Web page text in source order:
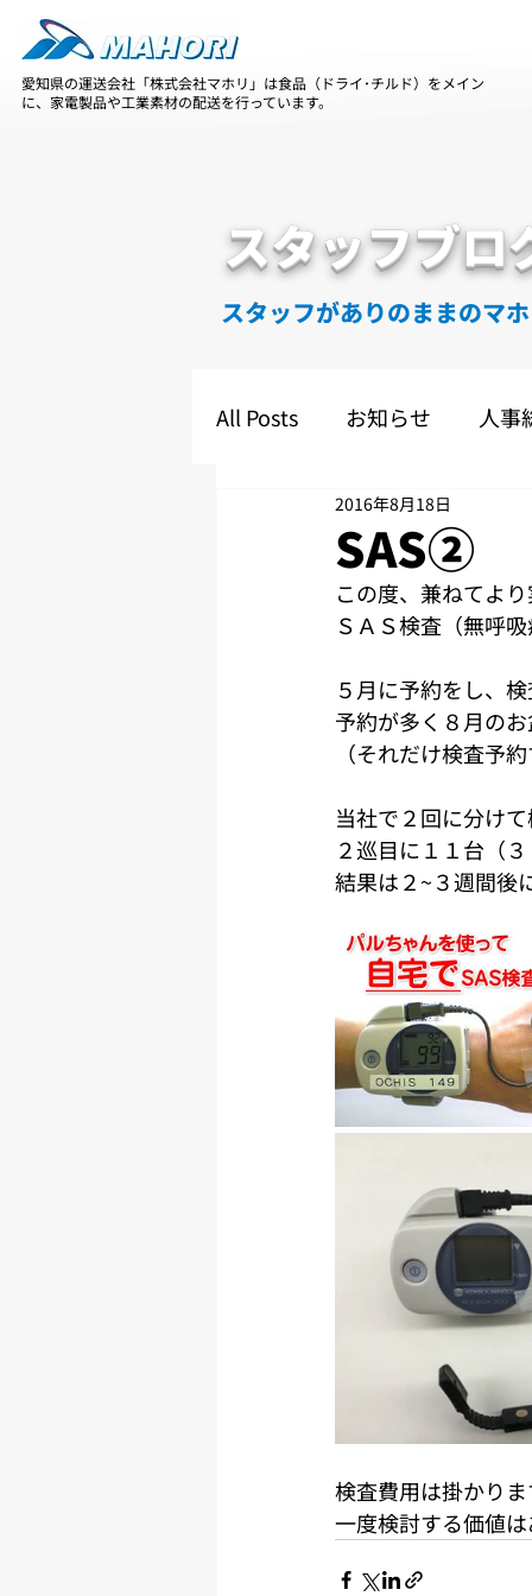
愛知県の運送会社「株式会社マホリ」は食品（ドライ･チルド）をメイン
に、家電製品や工業素材の配送を行っています。
スタッフブロ
スタッフがありのままのマ
All Posts お知らせ 人事
SAS②
2016年8月18日
この度、兼ねてよ
ＳＡＳ検査（無呼
５月に予約をし、
予約が多く８月の
（それだけ検査予
当社で２回に分け
２巡目に１１台（
結果は２~３週間後
検査費用は掛かり
一度検討する価値